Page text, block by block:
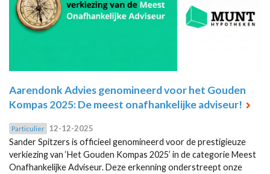
Aarendonk Advies genomineerd voor het Gouden
Kompas 2025: De meest onafhankelijke adviseur!
Particulier 12-12-2025
Sander Spitzers is officieel genomineerd voor de prestigieuze
verkiezing van ‘Het Gouden Kompas 2025’ in de categorie Meest
Onafhankelijke Adviseur. Deze erkenning onderstreept onze